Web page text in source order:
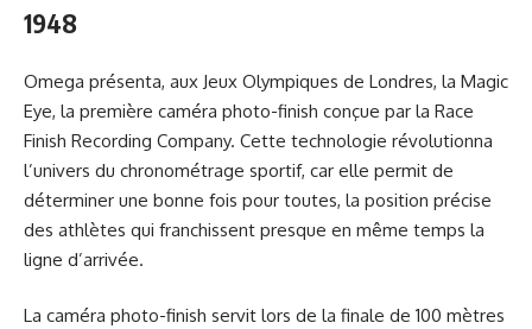
1948
Omega présenta, aux Jeux Olympiques de Londres, la Magic
Eye, la première caméra photo-finish conçue par la Race
Finish Recording Company. Cette technologie révolutionna
l’univers du chronométrage sportif, car elle permit de
déterminer une bonne fois pour toutes, la position précise
des athlètes qui franchissent presque en même temps la
ligne d’arrivée.
La caméra photo-finish servit lors de la finale de 100 mètres